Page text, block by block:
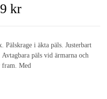
kr
i äkta päls. Justerbart
päls vid ärmarna och
fram. Med